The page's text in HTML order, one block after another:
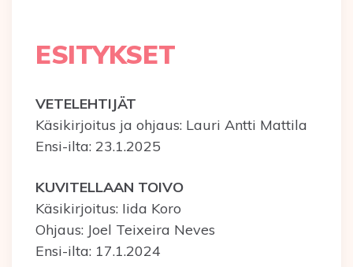
ESITYKSET
VETELEHTIJÄT
Käsikirjoitus ja ohjaus: Lauri Antti Mattila
Ensi-ilta: 23.1.2025
KUVITELLAAN TOIVO
Käsikirjoitus: Iida Koro
Ohjaus: Joel Teixeira Neves
Ensi-ilta: 17.1.2024